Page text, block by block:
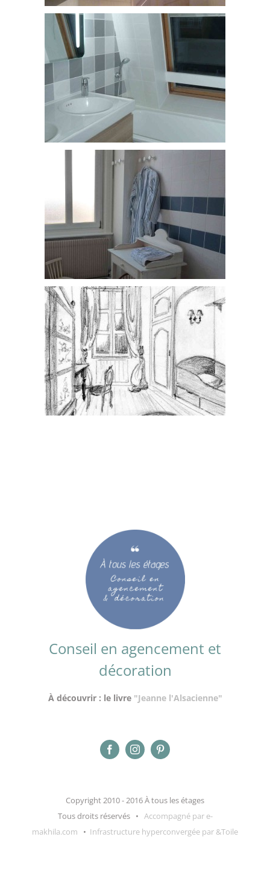
Conseil en agencement et
décoration
À découvrir : le livre "Jeanne l'Alsacienne"
Copyright 2010 - 2016 À tous les étages
Tous droits réservés • Accompagné par e-
makhila.com • Infrastructure hyperconvergée par &Toile